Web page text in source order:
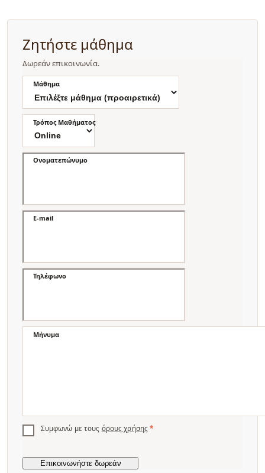
Ζητήστε μάθημα
Δωρεάν επικοινωνία.
Μάθημα
Τρόπος Μαθήματος
Ονοματεπώνυμο
E-mail
Τηλέφωνο
Μήνυμα
Συμφωνώ με τους όρους χρήσης *